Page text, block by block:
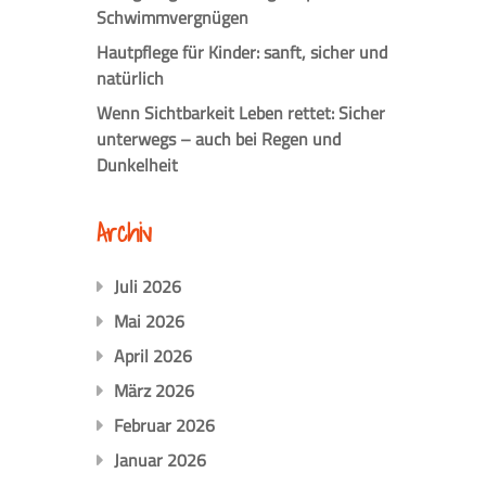
Schwimmvergnügen
Hautpflege für Kinder: sanft, sicher und
natürlich
Wenn Sichtbarkeit Leben rettet: Sicher
unterwegs – auch bei Regen und
Dunkelheit
Archiv
Juli 2026
Mai 2026
April 2026
März 2026
Februar 2026
Januar 2026